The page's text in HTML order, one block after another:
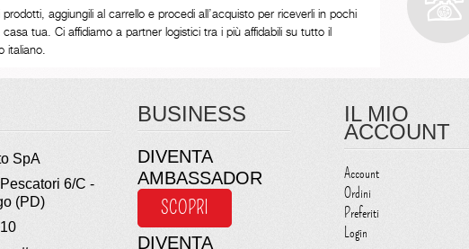
aggiungili al carrello e procedi all’acquisto per riceverli in pochi
casa tua. Ci affidiamo a partner logistici tra i più affidabili su tutto il
italiano.
SpA
6/C -
(PD)
BUSINESS
DIVENTA
AMBASSADOR
SCOPRI
DIVENTA
IL MIO
ACCOUNT
Account
Ordini
Preferiti
Login